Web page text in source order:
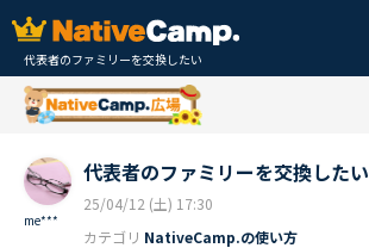
代表者のファミリーを交換したい
me***
代表者のファミリーを交換したい
25/04/12 (土) 17:30
カテゴリ NativeCamp.の使い方